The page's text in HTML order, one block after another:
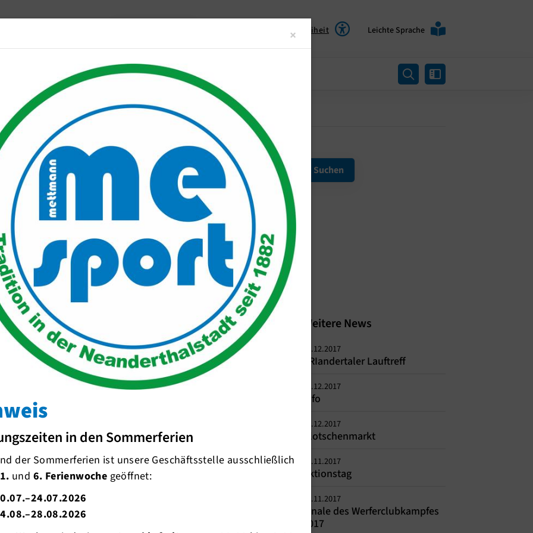
Barrierefreiheit Leichte Sprache
Unser Verein Mitgliederservice
aktiv!
warten auf Dich. Melde Dich ab Montag,
in Deinen Lieblingsformaten.
Kampagne "Bewegt GESUND bleiben in
vor Ort sein und Dir eine Option
mit computergesteuerter Analyse bieten.
Interessierten möglich und kostenfrei.
Familie mit !
KSB Mettmann
Weitere News
11.12.2017
TRIandertaler Lauftreff
11.12.2017
Info
01.12.2017
Blotschenmarkt
29.11.2017
Aktionstag
21.11.2017
Finale des Werferclubkampfes
2017
× Close
in den Sommerferien
der Sommerferien ist unsere Geschäftsstelle ausschließlich
und 6. Ferienwoche geöffnet: